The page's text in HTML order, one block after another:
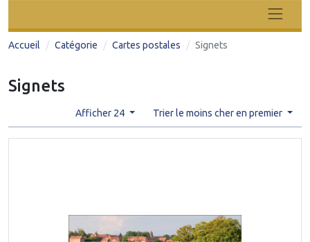
Accueil Catégorie Cartes postales Signets
Signets
Afficher 24 Trier le moins cher en premier